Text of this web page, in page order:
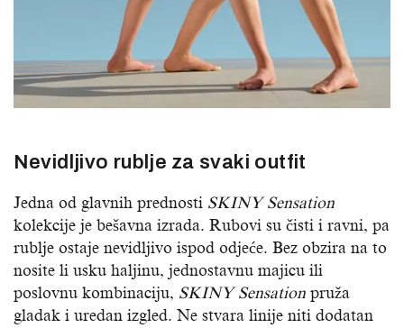
Nevidljivo rublje za svaki outfit
Jedna od glavnih prednosti SKINY Sensation
kolekcije je bešavna izrada. Rubovi su čisti i ravni, pa
rublje ostaje nevidljivo ispod odjeće. Bez obzira na to
nosite li usku haljinu, jednostavnu majicu ili
poslovnu kombinaciju, SKINY Sensation pruža
gladak i uredan izgled. Ne stvara linije niti dodatan